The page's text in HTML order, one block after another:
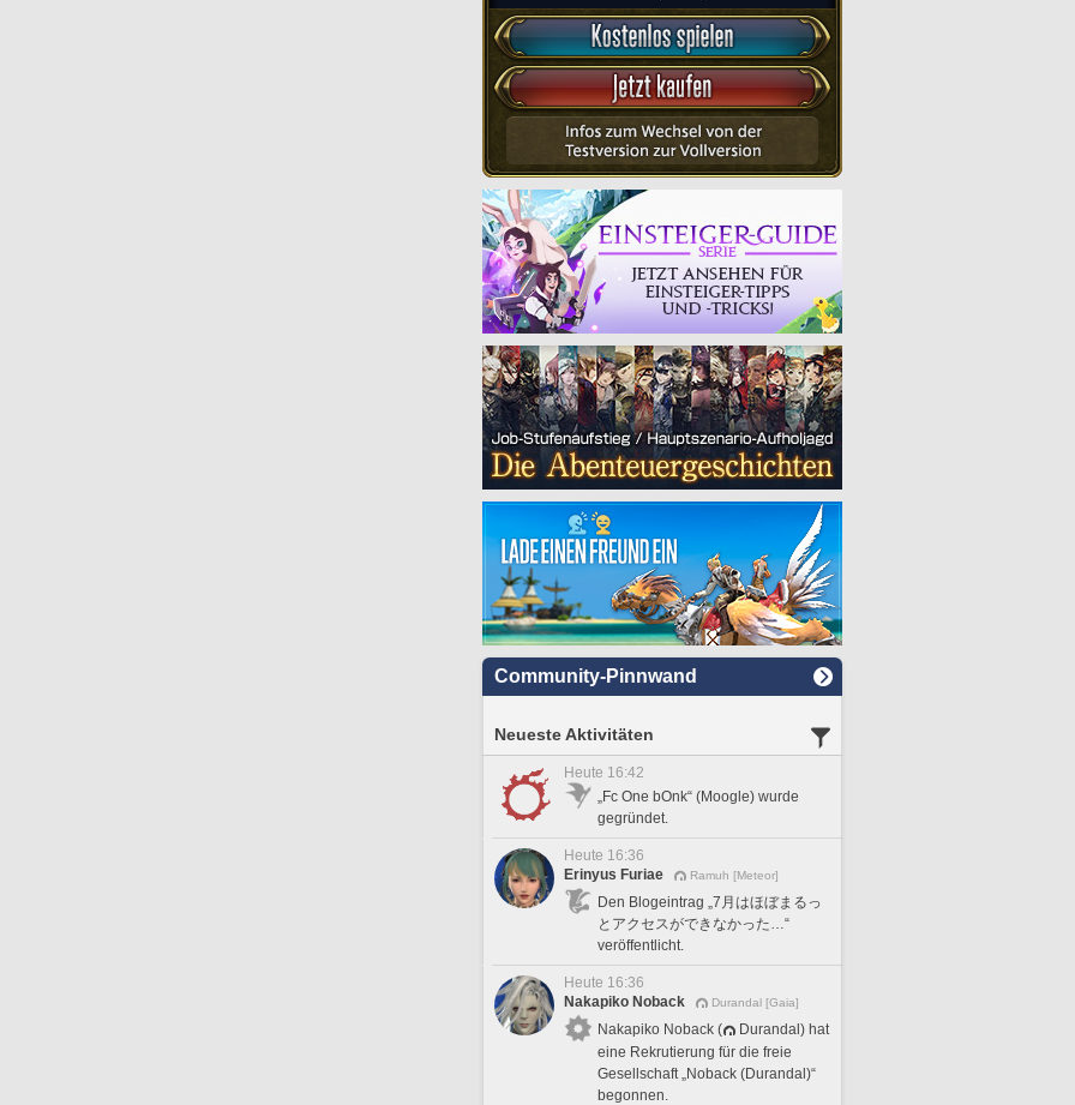
Community-Pinnwand
Neueste Aktivitäten
Heute 16:42
„Fc One bOnk“ (Moogle) wurde
gegründet.
Heute 16:36
Erinyus Furiae
Ramuh [Meteor]
Den Blogeintrag „7月はほぼまるっ
とアクセスができなかった…“
veröffentlicht.
Heute 16:36
Nakapiko Noback
Durandal [Gaia]
Nakapiko Noback (
Durandal) hat
eine Rekrutierung für die freie
Gesellschaft „Noback (Durandal)“
begonnen.